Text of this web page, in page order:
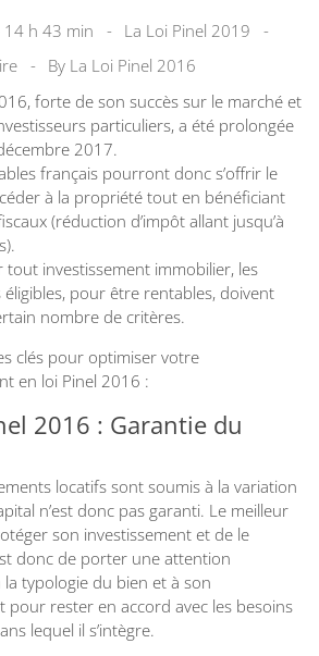
h 43 min
La Loi Pinel 2019
By La Loi Pinel 2016
forte de son succès sur le marché et
particuliers, a été prolongée
2017.
français pourront donc s’offrir le
à la propriété tout en bénéficiant
(réduction d’impôt allant jusqu’à
tout investissement immobilier, les
pour être rentables, doivent
nombre de critères.
clés pour optimiser votre
en loi Pinel 2016 :
2016 : Garantie du
locatifs sont soumis à la variation
n’est donc pas garanti. Le meilleur
son investissement et de le
donc de porter une attention
la typologie du bien et à son
pour rester en accord avec les besoins
lequel il s’intègre.